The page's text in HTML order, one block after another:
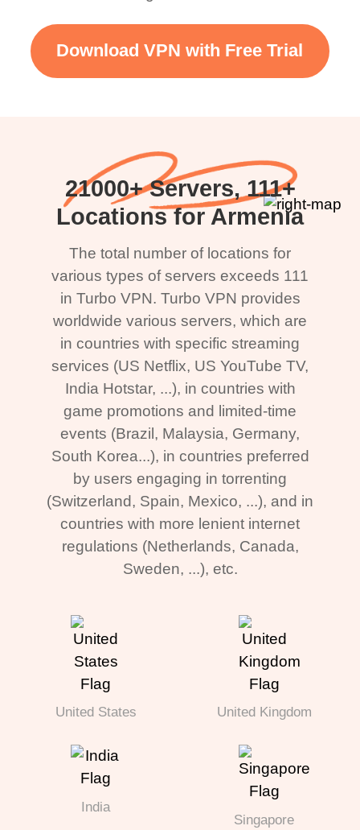
Download VPN with Free Trial
21000+ Servers, 111+
Locations for Armenia
The total number of locations for
various types of servers exceeds 111
in Turbo VPN. Turbo VPN provides
worldwide various servers, which are
in countries with specific streaming
services (US Netflix, US YouTube TV,
India Hotstar, ...), in countries with
game promotions and limited-time
events (Brazil, Malaysia, Germany,
South Korea...), in countries preferred
by users engaging in torrenting
(Switzerland, Spain, Mexico, ...), and in
countries with more lenient internet
regulations (Netherlands, Canada,
Sweden, ...), etc.
United States United Kingdom
India
Singapore